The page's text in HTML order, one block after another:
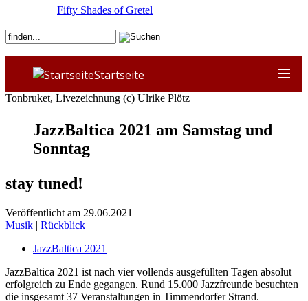
Startseite
Tonbruket, Livezeichnung (c) Ulrike Plötz
JazzBaltica 2021 am Samstag und
Sonntag
stay tuned!
Veröffentlicht am 29.06.2021
Musik | Rückblick |
JazzBaltica 2021
JazzBaltica 2021 ist nach vier vollends ausgefüllten Tagen absolut
erfolgreich zu Ende gegangen. Rund 15.000 Jazzfreunde besuchten
die insgesamt 37 Veranstaltungen in Timmendorfer Strand.
Fifty Shades of Gretel